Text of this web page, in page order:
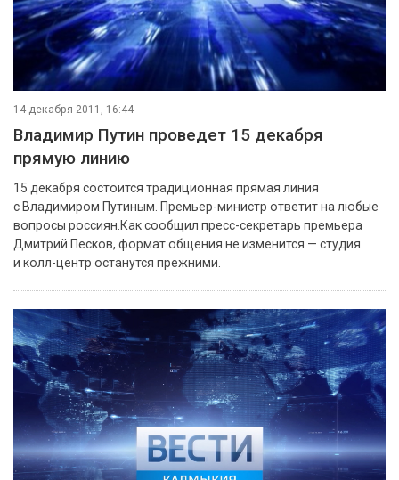
14 декабря 2011, 16:44
Владимир Путин проведет 15 декабря
прямую линию
15 декабря состоится традиционная прямая линия
с Владимиром Путиным. Премьер-министр ответит на любые
вопросы россиян.Как сообщил пресс-секретарь премьера
Дмитрий Песков, формат общения не изменится — студия
и колл-центр останутся прежними.